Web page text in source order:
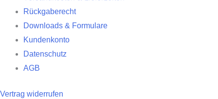
Rückgaberecht
Downloads & Formulare
Kundenkonto
Datenschutz
AGB
Vertrag widerrufen